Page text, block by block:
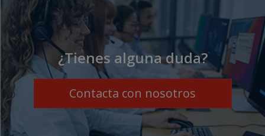
¿Tienes alguna duda?
Contacta con nosotros